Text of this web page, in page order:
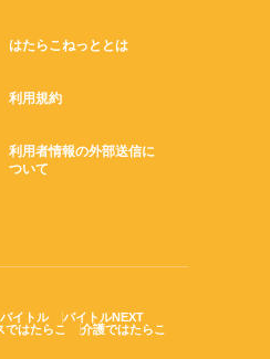
はたらこねっととは
利用規約
利用者情報の外部送信に
ついて
イトル
バイトルNEXT
ではたらこ 介護ではたらこ